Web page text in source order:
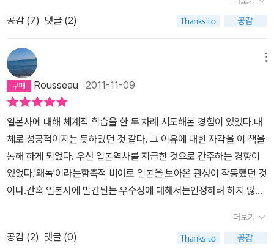
에서 이식), 계급사회 출현으로 정치 공동체 '구니國' 형성▷ 야마타
이 국여왕 히미코가 대부 난쇼마이를 위나라에 사신으로 파견 (239
년) → 위 명제가 '친위왜왕親魏倭王' 칭호를 내리면서 중국의 책봉
체제 편입 시도 - 한반도와 교류 : 철 자원 확보 목적▷ 야마토 정권
(4세기 초)긴카의 야마토를 중심으로 형성되었으며, 게이타이 천황
대에 호족 세력을 제압하고 세습 왕조 건설▷ 소가씨 정권 (~ 645
년)게이타이 천황 사후 모노노베 씨와의 권력 다툼에서 승리하고, 스
이코 천황과 쇼토쿠 태자 옹립 - 특징 : 불교 중심의 아스카 문화▷
덴무(673~686)·지토(690~697) 천황진신(壬申)의 난을 통해
야마토 호족들의 정치적 영향력을 제거하고 정권 장악(덴무) - 특징
: 천황을 '아라히토가미(現神人)'로 신격화하고 국호를 '왜'에서 '일
본'으로 변경, 율령 제정* 율령 : 율은 형법, 령은 행정과 조세, 노역,
관리 복무 규정 등을 말한다.▷ 나라시대 (710~794)겐메이 천황
(나라 천도) ~ 간무 천황(헤이안 천도) 시대 - 특징 : 황위 계승을 둘
공감 (7) 댓글 (2)
Rousseau 2011-11-09
일본사에 대해 체계적 학습을 한 두 차례 시도해본 경험이 있었다.대
체로 성공적이지는 못하였던 것 같다. 그 이유에 대한 자각을 이 책을
통해 하게 되었다. 우선 일본역사를 저급한 것으로 간주하는 경향이
있었다.'왜놈'이라는함축적 비어로 일본을 보아온 관성이 작동했던 것
이다.간혹 일본사에 발견된는 우수성에 대해서는인정하려 하지 않았
했던 것 같다. 근현대 파트에 대해 집중해서 읽었다.1853년 페리 내
항과 1854년 미일화친조약, 1858년 미일수호통상조약(요코하마,
더보기
공감 (2) 댓글 (0)